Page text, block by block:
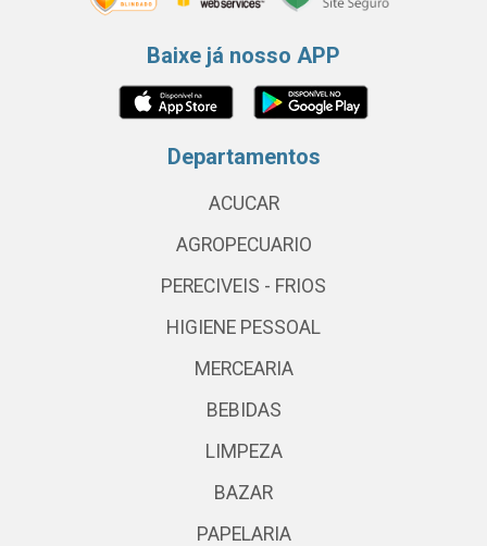
Baixe já nosso APP
Departamentos
ACUCAR
AGROPECUARIO
PERECIVEIS - FRIOS
HIGIENE PESSOAL
MERCEARIA
BEBIDAS
LIMPEZA
BAZAR
PAPELARIA